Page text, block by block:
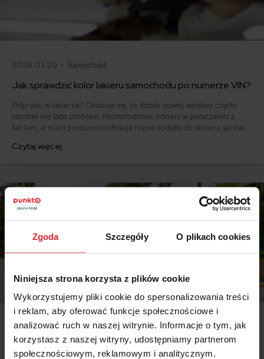
Zgoda Szczegóły O plikach cookies
Niniejsza strona korzysta z plików cookie
Wykorzystujemy pliki cookie do spersonalizowania treści
i reklam, aby oferować funkcje społecznościowe i
analizować ruch w naszej witrynie. Informacje o tym, jak
korzystasz z naszej witryny, udostępniamy partnerom
społecznościowym, reklamowym i analitycznym.
2026.03.20 • Samochód
Jak sprawdzić kolor lakieru samochodu po numerze VIN?
Odpryski w lakierze? Okazuje się, że dobór nowej warstwy często
stanowi nie lada problem. Różnorodność odcieni w połączeniu z
faktem, iż różni producenci stosują różne dodatki do lakieru, sprawia,
powłoce i na tej podstawie dobranie odcienia lakieru. Kod lakieru
Czytaj więcej
2024.09.10 •Samochód
Kolor samochodu a osobowość kierowcy: pokaż mi swój